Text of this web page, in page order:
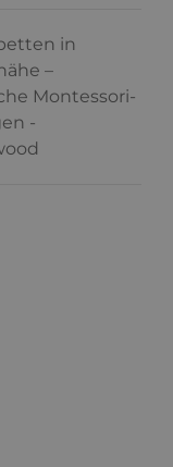
in
–
Montessori-
-